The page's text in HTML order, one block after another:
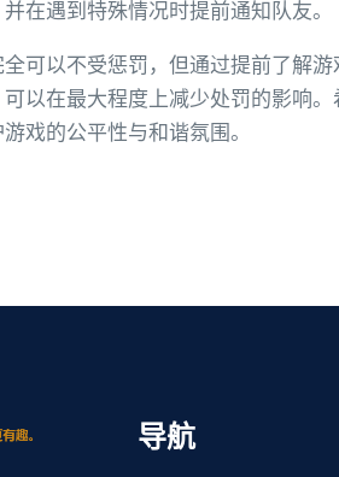
在遇到特殊情况时提前通知队友。
可以不受惩罚，但通过提前了解
以在最大程度上减少处罚的影响
戏的公平性与和谐氛围。
导航